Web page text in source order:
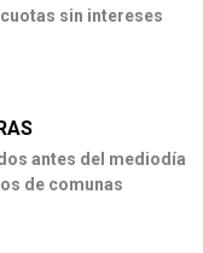
cuotas sin intereses
antes del mediodía
de comunas